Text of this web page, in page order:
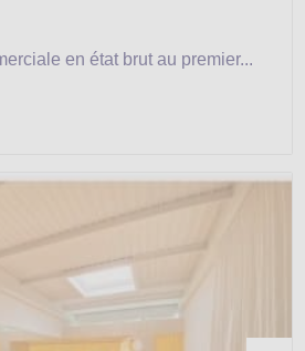
en état brut au premier...